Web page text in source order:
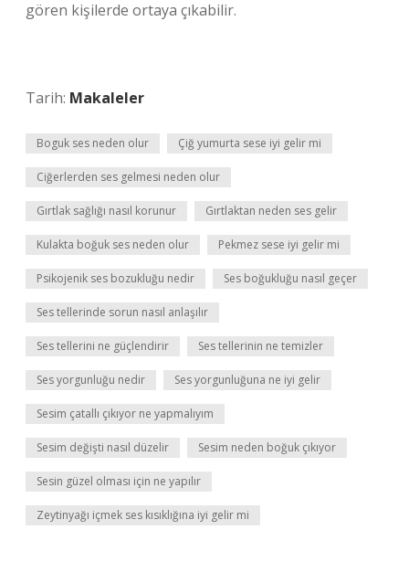
gören kişilerde ortaya çıkabilir.
Tarih: Makaleler
Boguk ses neden olur Çiğ yumurta sese iyi gelir mi
Ciğerlerden ses gelmesi neden olur
Gırtlak sağlığı nasıl korunur Gırtlaktan neden ses gelir
Kulakta boğuk ses neden olur Pekmez sese iyi gelir mi
Psikojenik ses bozukluğu nedir Ses boğukluğu nasıl geçer
Ses tellerinde sorun nasıl anlaşılır
Ses tellerini ne güçlendirir Ses tellerinin ne temizler
Ses yorgunluğu nedir Ses yorgunluğuna ne iyi gelir
Sesim çatallı çıkıyor ne yapmalıyım
Sesim değişti nasıl düzelir Sesim neden boğuk çıkıyor
Sesin güzel olması için ne yapılır
Zeytinyağı içmek ses kısıklığına iyi gelir mi